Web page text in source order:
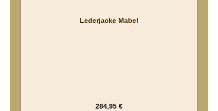
Lederjacke Mabel
Regulärer Preis:
284,95 €